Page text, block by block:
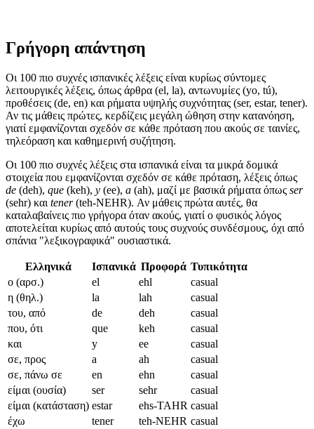
Γρήγορη απάντηση
Οι 100 πιο συχνές ισπανικές λέξεις είναι κυρίως σύντομες
λειτουργικές λέξεις, όπως άρθρα (el, la), αντωνυμίες (yo, tú),
προθέσεις (de, en) και ρήματα υψηλής συχνότητας (ser, estar, tener).
Αν τις μάθεις πρώτες, κερδίζεις μεγάλη ώθηση στην κατανόηση,
γιατί εμφανίζονται σχεδόν σε κάθε πρόταση που ακούς σε ταινίες,
τηλεόραση και καθημερινή συζήτηση.
Οι 100 πιο συχνές λέξεις στα ισπανικά είναι τα μικρά δομικά
στοιχεία που εμφανίζονται σχεδόν σε κάθε πρόταση, λέξεις όπως
de (deh), que (keh), y (ee), a (ah), μαζί με βασικά ρήματα όπως ser
(sehr) και tener(teh-NEHR). Αν μάθεις πρώτα αυτές, θα
καταλαβαίνεις πιο γρήγορα όταν ακούς, γιατί ο φυσικός λόγος
αποτελείται κυρίως από αυτούς τους συχνούς συνδέσμους, όχι από
σπάνια "λεξικογραφικά" ουσιαστικά.
Ελληνικά Ισπανικά Προφορά Τυπικότητα
ο (αρσ.)
el ehl
casual
η (θηλ.)
la lah
casual
του, από
de deh
casual
που, ότι
que keh
casual
και
y ee
casual
σε, προς
a ah
casual
σε, πάνω σε
en ehn
casual
είμαι (ουσία)
ser sehr
casual
είμαι (κατάσταση) estar ehs-TAHR casual
έχω
tener teh-NEHR casual